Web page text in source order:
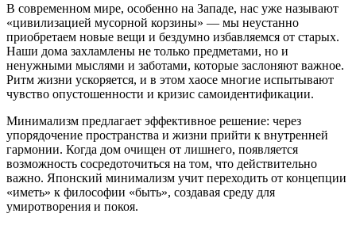
В современном мире, особенно на Западе, нас уже называют
«цивилизацией мусорной корзины» — мы неустанно
приобретаем новые вещи и бездумно избавляемся от старых.
Наши дома захламлены не только предметами, но и
ненужными мыслями и заботами, которые заслоняют важное.
Ритм жизни ускоряется, и в этом хаосе многие испытывают
чувство опустошенности и кризис самоидентификации.
Минимализм предлагает эффективное решение: через
упорядочение пространства и жизни прийти к внутренней
гармонии. Когда дом очищен от лишнего, появляется
возможность сосредоточиться на том, что действительно
важно. Японский минимализм учит переходить от концепции
«иметь» к философии «быть», создавая среду для
умиротворения и покоя.